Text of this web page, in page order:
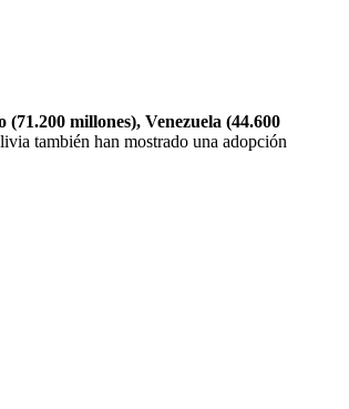
millones), Venezuela (44.600
también han mostrado una adopción